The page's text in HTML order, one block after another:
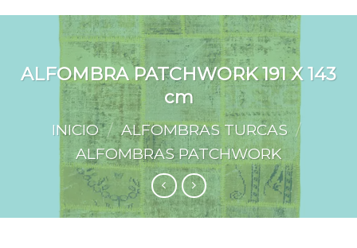
ALFOMBRA PATCHWORK 191 X 143
cm
INICIO / ALFOMBRAS TURCAS /
ALFOMBRAS PATCHWORK